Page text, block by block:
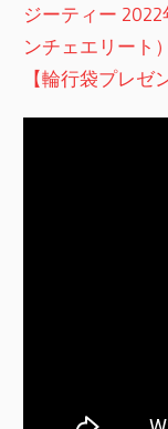
ジーティー 2022
ンチェエリート
【輪行袋プレゼ